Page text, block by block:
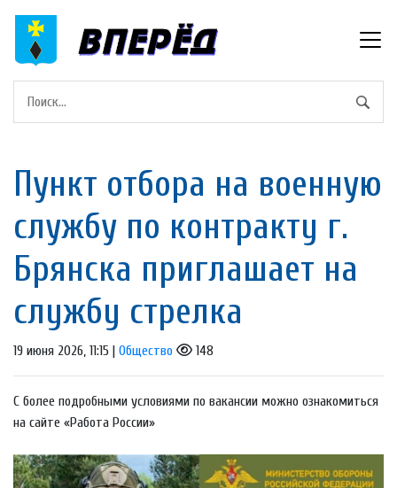
Пункт отбора на военную
службу по контрактy г.
Брянска приглашает на
слyжбy стрeлкa
19 июня 2026, 11:15 | Общество 148
С более подробными условиями по вакансии можно ознакомиться
на сайте «Работа России»